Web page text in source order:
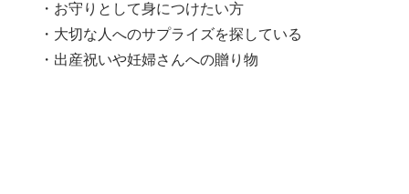
・お守りとして身につけたい方
・大切な人へのサプライズを探している
・出産祝いや妊婦さんへの贈り物